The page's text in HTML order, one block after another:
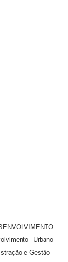
Urbano
e Gestão